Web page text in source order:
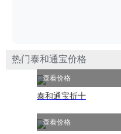
热门泰和通宝价格
查看价格
泰和通宝折十
查看价格